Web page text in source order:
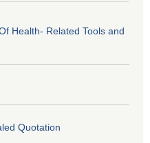
Health- Related Tools and
Quotation